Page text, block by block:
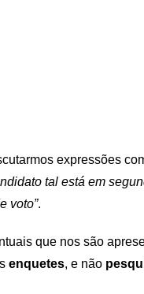
expressões
tal está em
voto”.
que nos são
enquetes, e não